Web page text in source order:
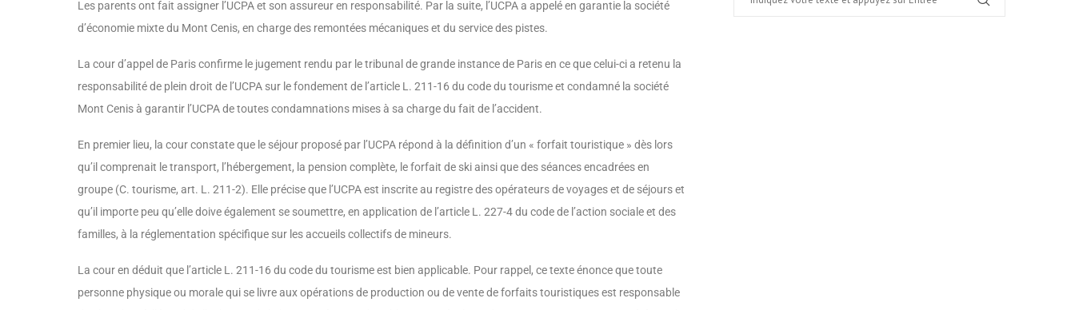
Les parents ont fait assigner l’UCPA et son assureur en responsabilité. Par la suite, l’UCPA a appelé en garantie la société
d’économie mixte du Mont Cenis, en charge des remontées mécaniques et du service des pistes.
La cour d’appel de Paris confirme le juge­ment rendu par le tribunal de grande instance de Paris en ce que celui-ci a retenu la
responsabilité de plein droit de l’UCPA sur le fondement de l’article L. 211-16 du code du tourisme et condamné la société
Mont Cenis à garantir l’UCPA de toutes condamnations mises à sa charge du fait de l’accident.
En premier lieu, la cour constate que le séjour proposé par l’UCPA répond à la définition d’un « forfait touristique » dès lors
qu’il comprenait le transport, l’héberge­ment, la pension complète, le forfait de ski ainsi que des séances encadrées en
groupe (C. tourisme, art. L. 211-2). Elle précise que l’UCPA est inscrite au registre des opéra­teurs de voyages et de séjours et
qu’il importe peu qu’elle doive également se soumettre, en application de l’article L. 227-4 du code de l’action sociale et des
familles, à la régle­mentation spécifique sur les accueils collec­tifs de mineurs.
La cour en déduit que l’article L. 211-16 du code du tourisme est bien applicable. Pour rappel, ce texte énonce que toute
personne physique ou morale qui se livre aux opéra­tions de production ou de vente de forfaits touristiques est responsable